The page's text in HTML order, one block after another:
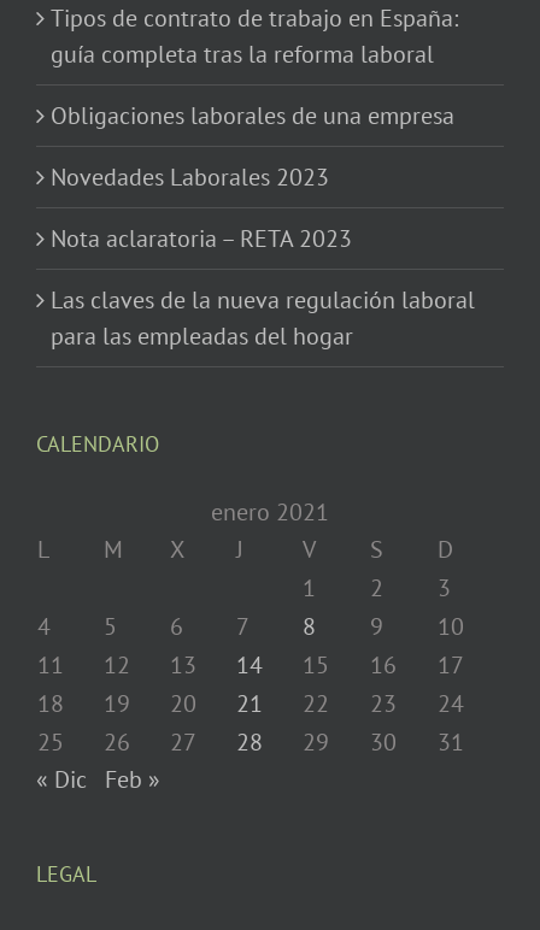
Tipos de contrato de trabajo en España:
guía completa tras la reforma laboral
Obligaciones laborales de una empresa
Novedades Laborales 2023
Nota aclaratoria – RETA 2023
Las claves de la nueva regulación laboral
para las empleadas del hogar
CALENDARIO
enero 2021
L
M X J V S
D
1
2
3
4
5 6 7 8 9
10
11
12 13 14 15 16
17
18
19 20 21 22 23
24
25
26 27 28 29 30
31
« Dic
Feb »
LEGAL